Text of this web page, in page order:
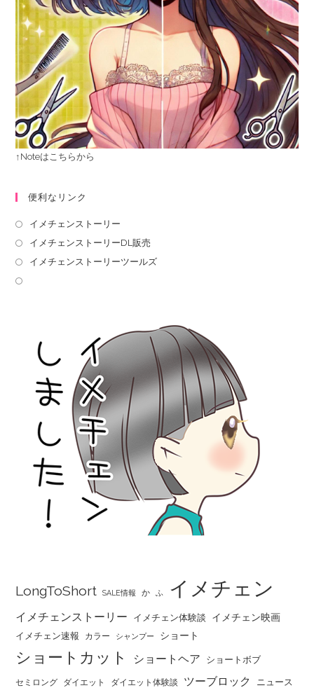
↑Noteはこちらから
便利なリンク
イメチェンストーリー
イメチェンストーリーDL販売
イメチェンストーリーツールズ
LongToShort SALE情報 か ふ イメチェン
イメチェンストーリー イメチェン体験談 イメチェン映画
イメチェン速報 カラー シャンプー ショート
ショートカット ショートヘア ショートボブ
セミロング ダイエット ダイエット体験談 ツーブロック ニュース